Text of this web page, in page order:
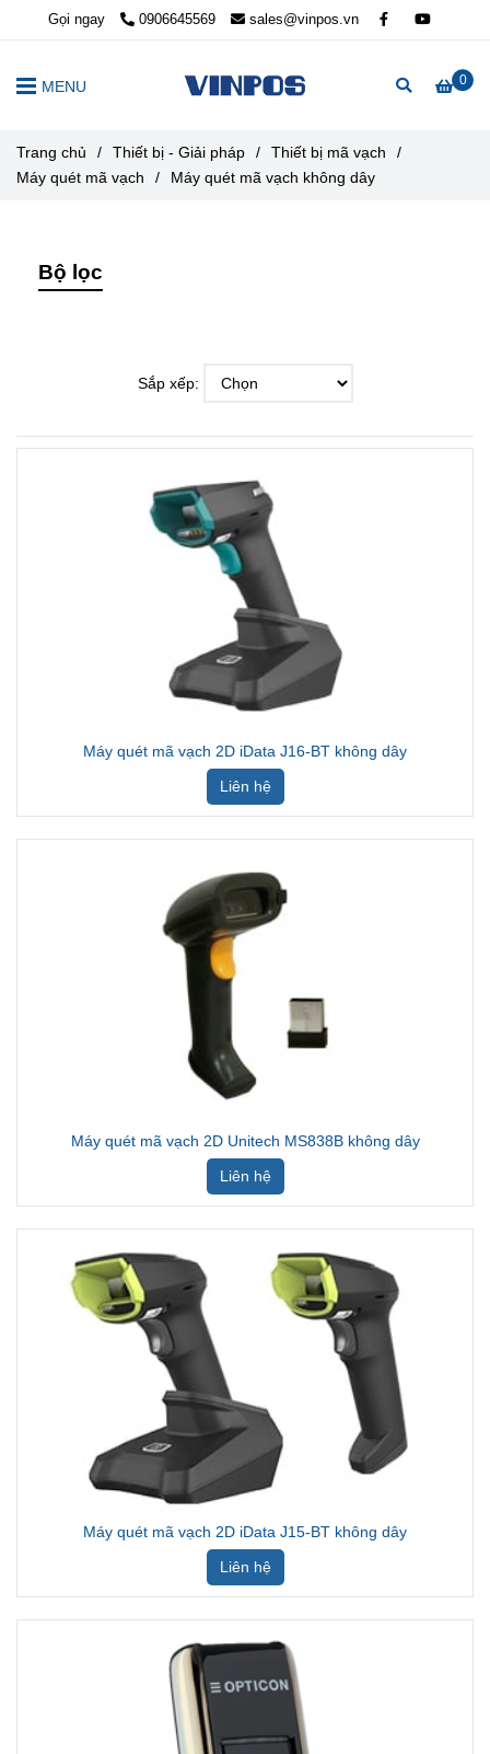
Bộ lọc
Sắp xếp:
Máy quét mã vạch 2D iData J16-BT không dây
Liên hệ
Máy quét mã vạch 2D Unitech MS838B không dây
Liên hệ
Máy quét mã vạch 2D iData J15-BT không dây
Liên hệ
Trang chủ / Thiết bị - Giải pháp / Thiết bị mã vạch
/
Máy quét mã vạch
/ Máy quét mã vạch không dây
Gọi ngay 0906645569 sales@vinpos.vn
0
MENU